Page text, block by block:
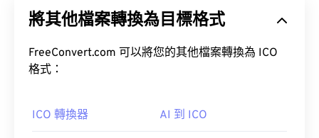
了一種便捷的方式來儲存和縮放顯示圖標所需的圖
起來。
使用 Windows 內建的 IconMaker開啟、編輯並建立
將其他檔案轉換為目標格式
FreeConvert.com 可以將您的其他檔案轉換為 ICO
格式：
ICO 轉換器 AI 到 ICO